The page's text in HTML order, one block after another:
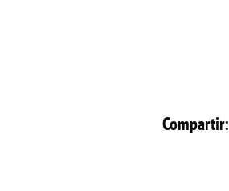
Compartir: